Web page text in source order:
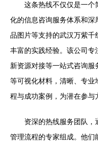
这条热线不仅仅是一个
化的信息咨询服务体系和
品图片等支持的武汉万紫千
丰富的实践经验。该公司专
新资源对接等一站式咨询
等可视化材料，清晰、专
程与成功案例，为潜在参与
资深的热线服务团队，
管理流程的专家组成。他